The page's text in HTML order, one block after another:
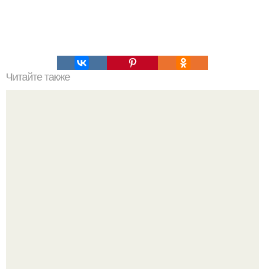
Читайте также